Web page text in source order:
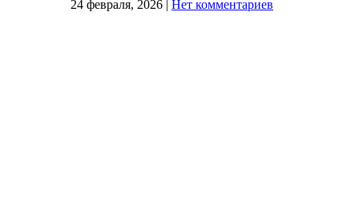
24 февраля, 2026 Нет комментариев